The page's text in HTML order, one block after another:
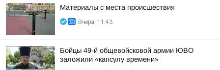
Материалы с места происшествия
Вчера, 11:43
Бойцы 49-й общевойсковой армии ЮВО
заложили «капсулу времени»